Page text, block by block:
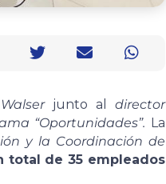
junto al director
“Oportunidades”. La
y la Coordinación de
total de 35 empleados